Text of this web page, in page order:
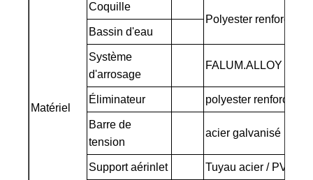
Matériel
Coquille
Polyester renforcé
Bassin d'eau
Système
d'arrosage
FALUM.ALLOY /
Éliminateur polyester renforcé en
Barre de
tension
acier galvanisé
Support aérinlet Tuyau acier / PVC